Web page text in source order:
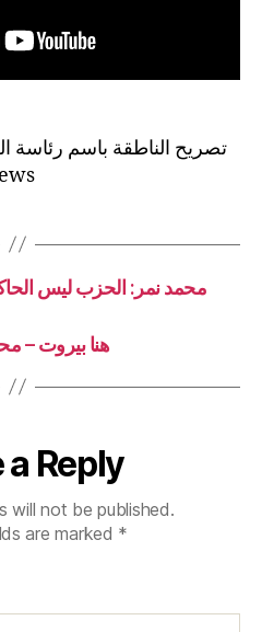
تصريح الناطقة باسم رئاسة
محمد نمر: الحزب ليس
هنا بيروت – محمد
a Reply
will not be published.
are marked *